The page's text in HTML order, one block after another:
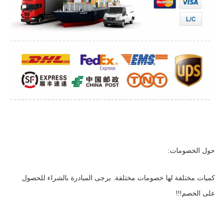
حول الخصومات:
على الخصم!!!